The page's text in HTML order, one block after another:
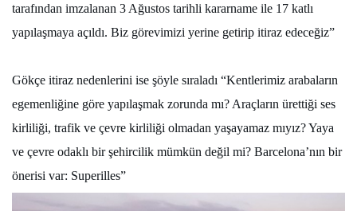
tarafından imzalanan 3 Ağustos tarihli kararname ile 17 katlı
yapılaşmaya açıldı. Biz görevimizi yerine getirip itiraz edeceğiz”
Gökçe itiraz nedenlerini ise şöyle sıraladı “Kentlerimiz arabaların
egemenliğine göre yapılaşmak zorunda mı? Araçların ürettiği ses
kirliliği, trafik ve çevre kirliliği olmadan yaşayamaz mıyız? Yaya
ve çevre odaklı bir şehircilik mümkün değil mi? Barcelona’nın bir
önerisi var: Superilles”